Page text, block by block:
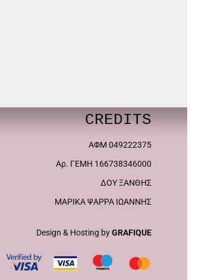
CREDITS
ΑΦΜ 049222375
Αρ. ΓΕΜΗ 166738346000
ΔΟΥ ΞΑΝΘΗΣ
ΜΑΡΙΚΑ ΨΑΡΡΑ ΙΩΑΝΝΗΣ
Design & Hosting byGRAFIQUE